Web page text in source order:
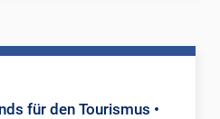
für den Tourismus •